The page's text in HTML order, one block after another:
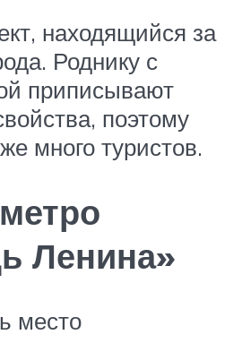
находящийся за
Роднику с
приписывают
поэтому
много туристов.
Ленина»
место